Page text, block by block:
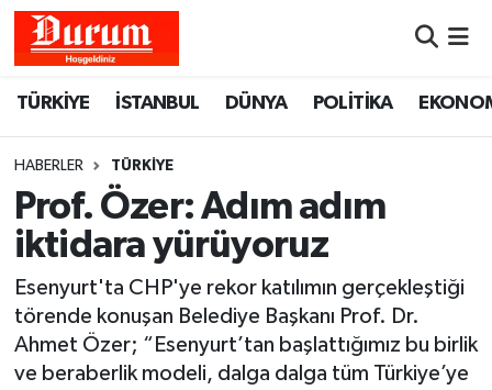
TÜRKİYE İSTANBUL DÜNYA POLİTİKA
HABERLER TÜRKİYE
Prof. Özer: Adım adım
iktidara yürüyoruz
Esenyurt'ta CHP'ye rekor katılımın gerçekleştiği
törende konuşan Belediye Başkanı Prof. Dr.
Ahmet Özer; “Esenyurt’tan başlattığımız bu birlik
ve beraberlik modeli, dalga dalga tüm Türkiye’ye
Hava Durumu
Namaz Vakitleri
Trafik Durumu
Süper Lig Puan Durumu ve Fikstür
Tüm Manşetler